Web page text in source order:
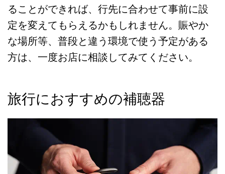
ることができれば、行先に合わせて事前に設
定を変えてもらえるかもしれません。賑やか
な場所等、普段と違う環境で使う予定がある
方は、一度お店に相談してみてください。
旅行におすすめの補聴器